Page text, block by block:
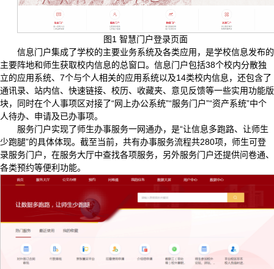
图1 智慧门户登录页面
信息门户集成了学校的主要业务系统及各类应用，是学校信息发布的
主要阵地和师生获取校内信息的总窗口。信息门户包括38个校内分散独
立的应用系统、7个与个人相关的应用系统以及14类校内信息，还包含了
通讯录、站内信、快速链接、校历、收藏夹、意见反馈等一些实用功能版
块，同时在个人事项区对接了“网上办公系统”“服务门户”“资产系统”中个
人待办、申请及已办事项。
服务门户实现了师生办事服务一网通办，是“让信息多跑路、让师生
少跑腿”的具体体现。截至当前，共有办事服务流程共280项，师生可登
录服务门户，在服务大厅中查找各项服务，另外服务门户还提供问卷通、
各类预约等便利功能。